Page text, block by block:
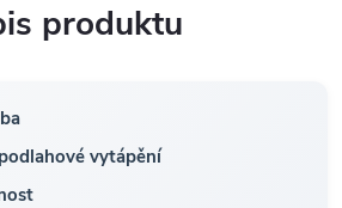
produktu
vytápění